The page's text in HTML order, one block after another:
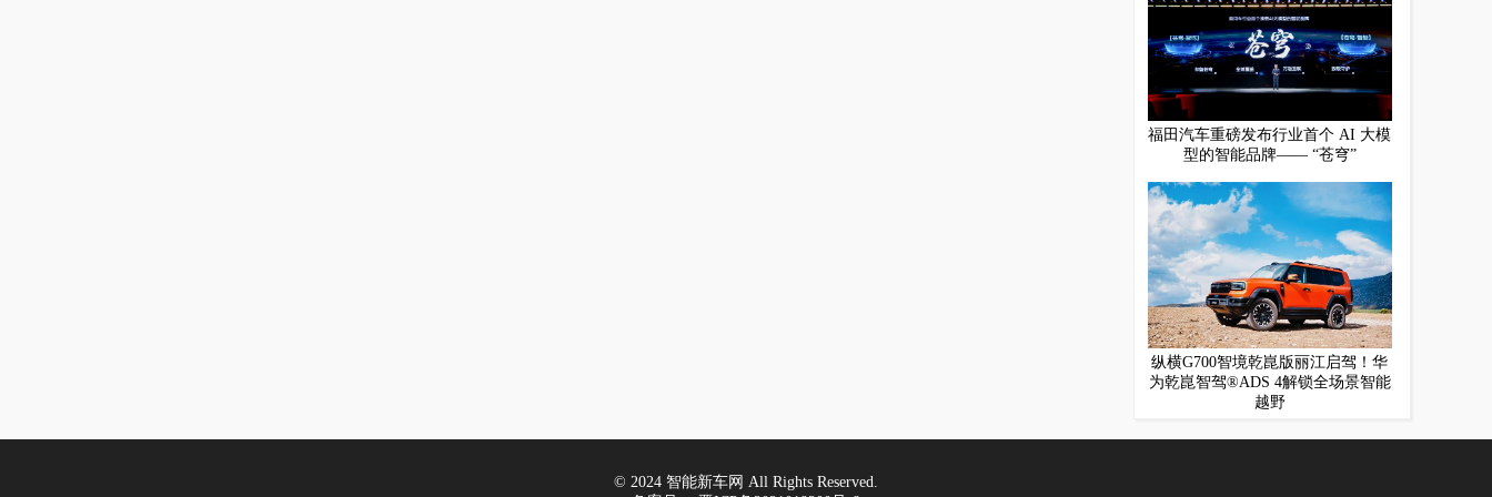
福田汽车重磅发布行业首个 AI 大模
型的智能品牌—— “苍穹”
纵横G700智境乾崑版丽江启驾！华
为乾崑智驾®ADS 4解锁全场景智能
越野
© 2024 智能新车网 All Rights Reserved.